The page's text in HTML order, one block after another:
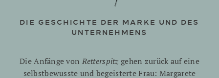
DIE GESCHICHTE DER MARKE UND DES
UNTERNEHMENS
Die Anfänge von Retterspitz gehen zurück auf eine
selbstbewusste und begeisterte Frau: Margarete